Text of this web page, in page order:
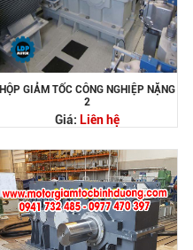
HỘP GIẢM TỐC CÔNG NGHIỆP NẶNG
2
Giá: Liên hệ